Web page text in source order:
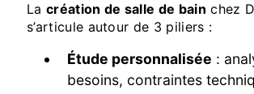
La création de salle de bain chez
s’articule autour de 3 piliers :
Étude personnalisée :
besoins, contraintes